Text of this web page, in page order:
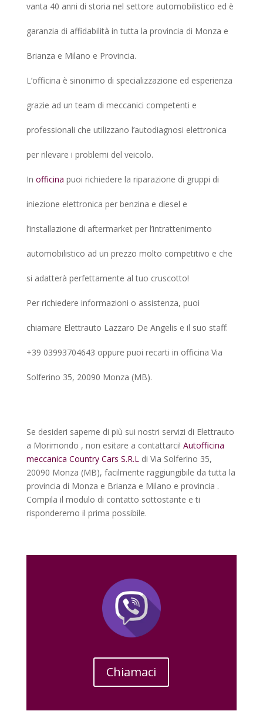
vanta 40 anni di storia nel settore automobilistico ed è
garanzia di affidabilità in tutta la provincia di Monza e
Brianza e Milano e Provincia.
L’officina è sinonimo di specializzazione ed esperienza
grazie ad un team di meccanici competenti e
professionali che utilizzano l’autodiagnosi elettronica
per rilevare i problemi del veicolo.
In officina puoi richiedere la riparazione di gruppi di
iniezione elettronica per benzina e diesel e
l’installazione di aftermarket per l’intrattenimento
automobilistico ad un prezzo molto competitivo e che
si adatterà perfettamente al tuo cruscotto!
Per richiedere informazioni o assistenza, puoi
chiamare Elettrauto Lazzaro De Angelis e il suo staff:
+39 03993704643 oppure puoi recarti in officina Via
Solferino 35, 20090 Monza (MB).
Se desideri saperne di più sui nostri servizi di Elettrauto
a Morimondo , non esitare a contattarci! Autofficina
meccanica Country Cars S.R.Ldi Via Solferino 35,
20090 Monza (MB), facilmente raggiungibile da tutta la
provincia di Monza e Brianza e Milano e provincia .
Compila il modulo di contatto sottostante e ti
risponderemo il prima possibile.
Chiamaci